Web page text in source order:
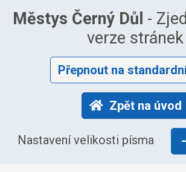
Městys Černý Důl -
verze stránek
Přepnout na
Zpět na úvod
Nastavení velikosti písma